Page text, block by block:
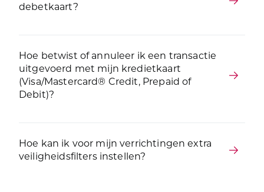
debetkaart?
Hoe betwist of annuleer ik een transactie
uitgevoerd met mijn kredietkaart
(Visa/Mastercard® Credit, Prepaid of
Debit)?
Hoe kan ik voor mijn verrichtingen extra
veiligheidsfilters instellen?